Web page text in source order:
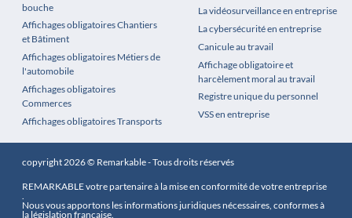
bouche
Affichages obligatoires Chantiers
et Bâtiment
Affichages obligatoires Métiers de
l'automobile
Affichages obligatoires
Commerces
Affichages obligatoires Transports
La vidéosurveillance en entreprise
La cybersécurité en entreprise
Canicule au travail
Affichage obligatoire et
harcèlement moral au travail
Registre unique du personnel
VSS en entreprise
copyright 2026 © Remarkable - Tous droits réservés
REMARKABLE votre partenaire à la mise en conformité de votre entreprise
.
Nous vous apportons les informations juridiques nécessaires, conformes à
la législation française.